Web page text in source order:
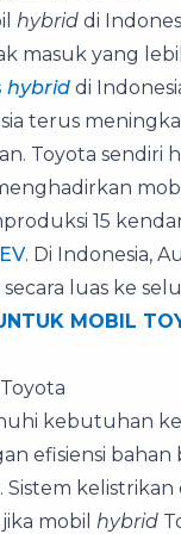
hybrid di
masuk yang
hybrid di
terus
Toyota sendiri
15
. Di Indonesia,
luas ke
MOBIL
kebutuhan
efisiensi bahan
Sistem
mobil hybrid